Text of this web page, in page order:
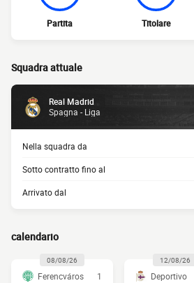
Partita Titolare
Squadra attuale
Real Madrid
Spagna - Liga
Nella squadra da
Sotto contratto fino al
Arrivato dal
calendario
08/08/26
Ferencváros
1
12/08/26
Deportivo